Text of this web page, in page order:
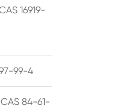
16919-
99-4
84-61-